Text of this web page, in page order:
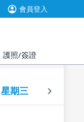
account_circle 會員登入
護照/簽證